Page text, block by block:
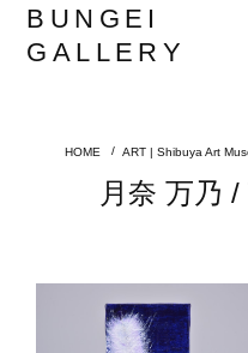
BUNGEI
GALLERY
ART | Shibuya Art
月奈 万乃